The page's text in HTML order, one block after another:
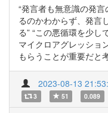
“発言者も無意識の発
るのかわからず、発言
る” “この悪循環を少
マイクロアグレッショ
もらうことが重要だと
2023-08-13
3 51 0.089